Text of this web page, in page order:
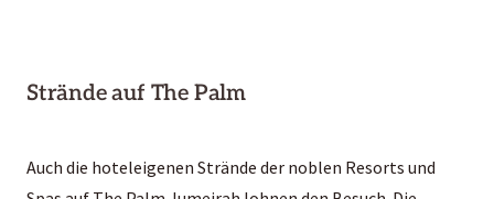
Strände auf The Palm
Auch die hoteleigenen Strände der noblen Resorts und